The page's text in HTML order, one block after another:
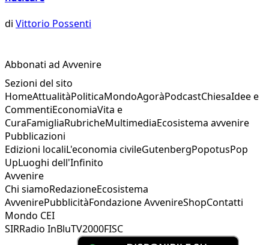
di Vittorio Possenti
Abbonati ad Avvenire
Sezioni del sito
HomeAttualitàPoliticaMondoAgoràPodcastChiesaIdee e
CommentiEconomiaVita e
CuraFamigliaRubricheMultimediaEcosistema avvenire
Pubblicazioni
Edizioni localiL'economia civileGutenbergPopotusPop
UpLuoghi dell'Infinito
Avvenire
Chi siamoRedazioneEcosistema
AvvenirePubblicitàFondazione AvvenireShopContatti
Mondo CEI
SIRRadio InBluTV2000FISC